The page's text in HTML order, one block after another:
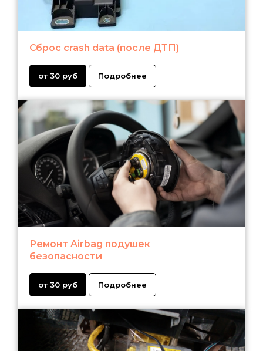
Сброс crash data (после ДТП)
от 30 руб Подробнее
Ремонт Airbag подушек
безопасности
от 30 руб Подробнее